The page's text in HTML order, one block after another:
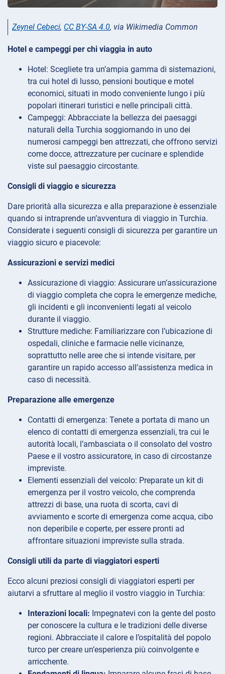
Zeynel Cebeci, CC BY-SA 4.0, via Wikimedia Common
Hotel e campeggi per chi viaggia in auto
Hotel: Scegliete tra un’ampia gamma di sistemazioni,
tra cui hotel di lusso, pensioni boutique e motel
economici, situati in modo conveniente lungo i più
popolari itinerari turistici e nelle principali città.
Campeggi: Abbracciate la bellezza dei paesaggi
naturali della Turchia soggiornando in uno dei
numerosi campeggi ben attrezzati, che offrono servizi
come docce, attrezzature per cucinare e splendide
viste sul paesaggio circostante.
Consigli di viaggio e sicurezza
Dare priorità alla sicurezza e alla preparazione è essenziale
quando si intraprende un’avventura di viaggio in Turchia.
Considerate i seguenti consigli di sicurezza per garantire un
viaggio sicuro e piacevole:
Assicurazioni e servizi medici
Assicurazione di viaggio: Assicurare un’assicurazione
di viaggio completa che copra le emergenze mediche,
gli incidenti e gli inconvenienti legati al veicolo
durante il viaggio.
Strutture mediche: Familiarizzare con l’ubicazione di
ospedali, cliniche e farmacie nelle vicinanze,
soprattutto nelle aree che si intende visitare, per
garantire un rapido accesso all’assistenza medica in
caso di necessità.
Preparazione alle emergenze
Contatti di emergenza: Tenete a portata di mano un
elenco di contatti di emergenza essenziali, tra cui le
autorità locali, l’ambasciata o il consolato del vostro
Paese e il vostro assicuratore, in caso di circostanze
impreviste.
Elementi essenziali del veicolo: Preparate un kit di
emergenza per il vostro veicolo, che comprenda
attrezzi di base, una ruota di scorta, cavi di
avviamento e scorte di emergenza come acqua, cibo
non deperibile e coperte, per essere pronti ad
affrontare situazioni impreviste sulla strada.
Consigli utili da parte di viaggiatori esperti
Ecco alcuni preziosi consigli di viaggiatori esperti per
aiutarvi a sfruttare al meglio il vostro viaggio in Turchia:
Interazioni locali: Impegnatevi con la gente del posto
per conoscere la cultura e le tradizioni delle diverse
regioni. Abbracciate il calore e l’ospitalità del popolo
turco per creare un’esperienza più coinvolgente e
arricchente.